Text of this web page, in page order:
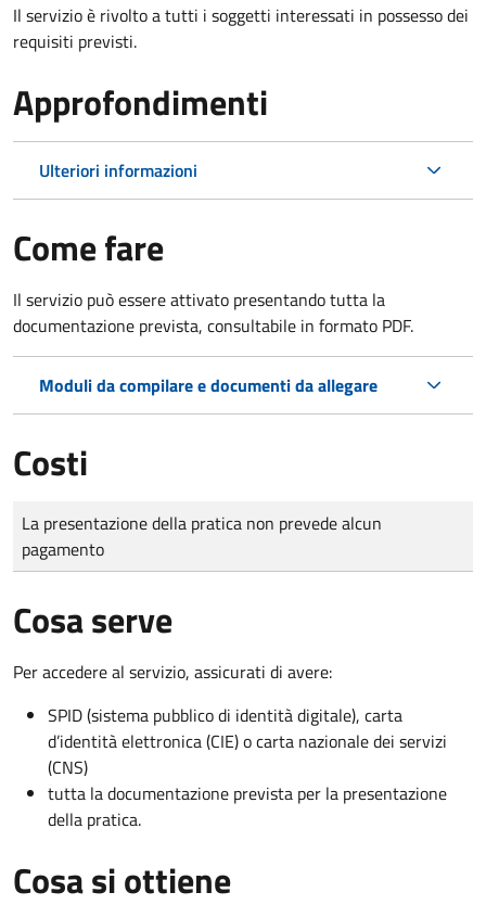
Il servizio è rivolto a tutti i soggetti interessati in possesso dei
requisiti previsti.
Approfondimenti
Ulteriori informazioni
Come fare
Il servizio può essere attivato presentando tutta la
documentazione prevista, consultabile in formato PDF.
Moduli da compilare e documenti da allegare
Costi
Tipo di pagamento
Importo
La presentazione della pratica non prevede alcun
pagamento
Cosa serve
Per accedere al servizio, assicurati di avere:
SPID (sistema pubblico di identità digitale), carta
d’identità elettronica (CIE) o carta nazionale dei servizi
(CNS)
tutta la documentazione prevista per la presentazione
della pratica.
Cosa si ottiene